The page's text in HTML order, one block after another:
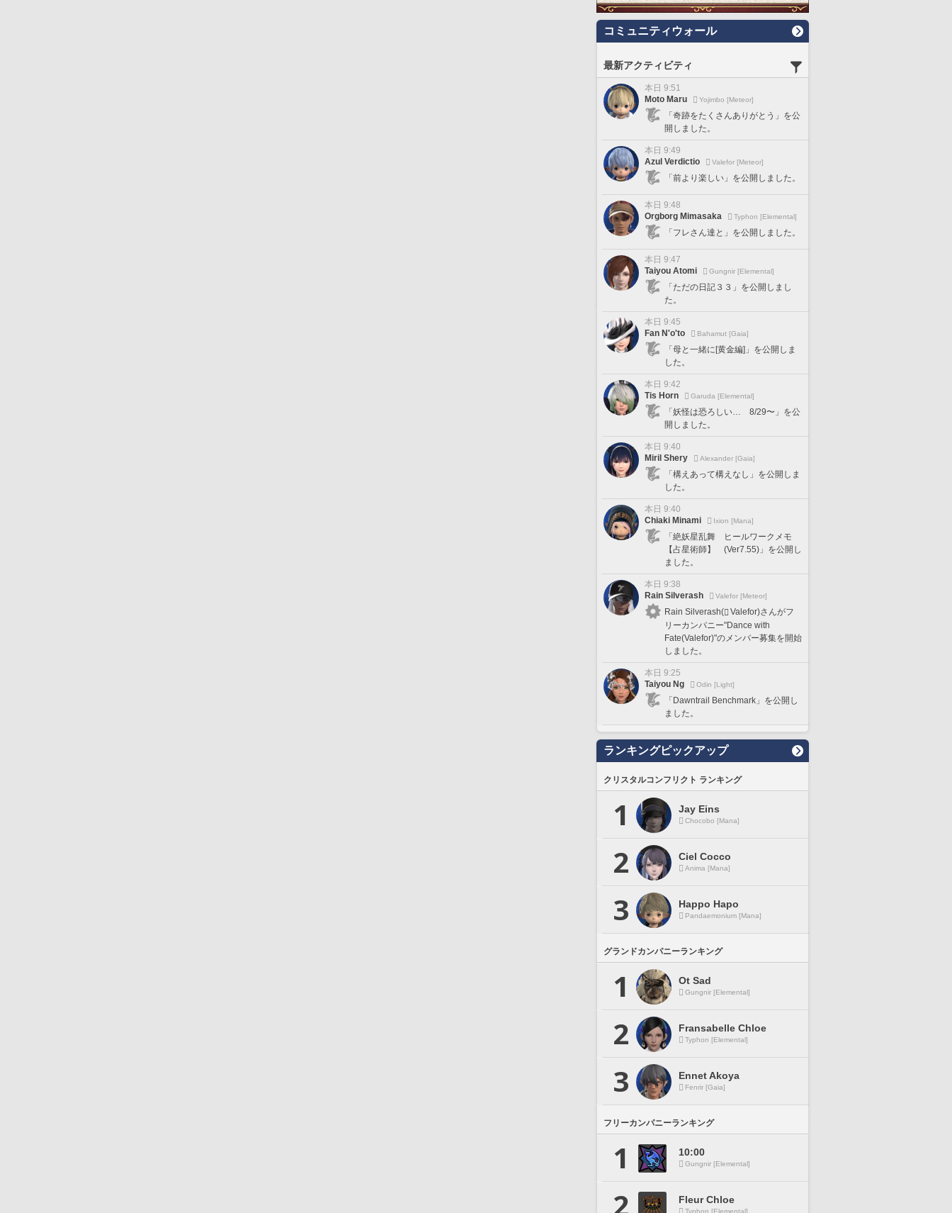
コミュニティウォール
最新アクティビティ
本日 9:51
Moto Maru
Yojimbo [Meteor]
「奇跡をたくさんありがとう」を公
開しました。
本日 9:49
Azul Verdictio
Valefor [Meteor]
「前より楽しい」を公開しました。
本日 9:48
Orgborg Mimasaka
Typhon [Elemental]
「フレさん達と」を公開しました。
本日 9:47
Taiyou Atomi
Gungnir [Elemental]
「ただの日記３３」を公開しまし
た。
本日 9:45
Fan N'o'to
Bahamut [Gaia]
「母と一緒に[黄金編]」を公開しま
した。
本日 9:42
Tis Horn
Garuda [Elemental]
「妖怪は恐ろしい… 8/29〜」を公
開しました。
本日 9:40
Miril Shery
Alexander [Gaia]
「構えあって構えなし」を公開しま
した。
本日 9:40
Chiaki Minami
Ixion [Mana]
「絶妖星乱舞 ヒールワークメモ
【占星術師】 (Ver7.55)」を公開し
ました。
本日 9:38
Rain Silverash
Valefor [Meteor]
Rain Silverash(
Valefor)さんがフ
リーカンパニー"Dance with
Fate(Valefor)"のメンバー募集を開始
しました。
本日 9:25
Taiyou Ng
Odin [Light]
「Dawntrail Benchmark」を公開し
ました。
ランキングピックアップ
クリスタルコンフリクト ランキング
1 Jay Eins
Chocobo [Mana]
2 Ciel Cocco
Anima [Mana]
3 Happo Hapo
Pandaemonium [Mana]
グランドカンパニーランキング
1 Ot Sad
Gungnir [Elemental]
2 Fransabelle Chloe
Typhon [Elemental]
3 Ennet Akoya
Fenrir [Gaia]
フリーカンパニーランキング
1 10:00
Gungnir [Elemental]
2 Fleur Chloe
Typhon [Elemental]